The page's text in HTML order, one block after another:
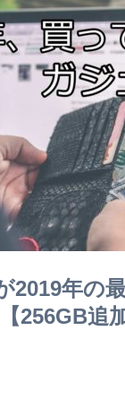
2019年の
256GB追加